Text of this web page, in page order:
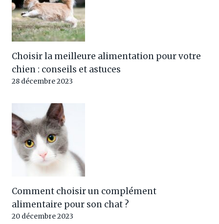
Choisir la meilleure alimentation pour votre
chien : conseils et astuces
28 décembre 2023
Comment choisir un complément
alimentaire pour son chat ?
20 décembre 2023